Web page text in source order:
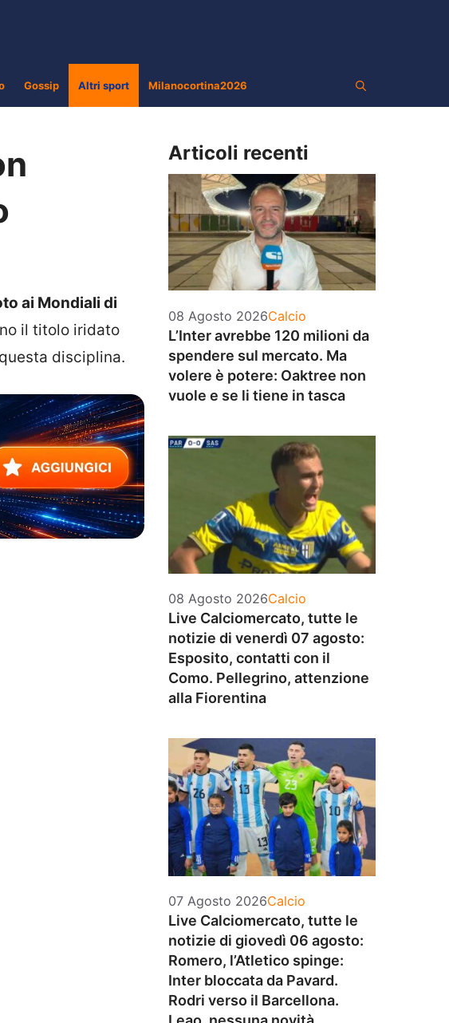
Gossip Altri sport Milanocortina2026
ai Mondiali di
il titolo iridato
disciplina.
Articoli recenti
08 Agosto 2026Categorie
Calcio
L’Inter avrebbe 120 milioni da
spendere sul mercato. Ma
volere è potere: Oaktree non
vuole e se li tiene in tasca
08 Agosto 2026Categorie
Calcio
Live Calciomercato, tutte le
notizie di venerdì 07 agosto:
Esposito, contatti con il
Como. Pellegrino, attenzione
alla Fiorentina
07 Agosto 2026Categorie
Calcio
Live Calciomercato, tutte le
notizie di giovedì 06 agosto:
Romero, l’Atletico spinge:
Inter bloccata da Pavard.
Rodri verso il Barcellona.